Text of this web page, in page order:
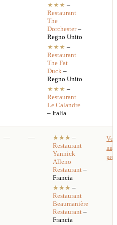
★★★ –
Restaurant
The
Dorchester–
Regno Unito
★★★ –
Restaurant
The Fat
Duck –
Regno Unito
★★★ –
Restaurant
Le Calandre
– Italia
— — ★★★ –
Restaurant
Yannick
Alleno
Restaurant –
Francia
★★★ –
Restaurant
Beaumanière
Restaurant –
Francia
Vedi